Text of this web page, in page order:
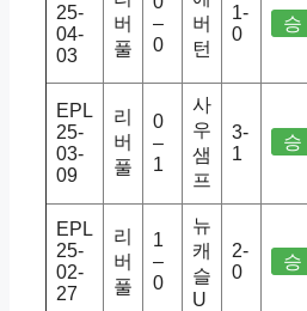
25-
04-
03
버
풀
–
0
버
턴
1-
0
승
EPL
25-
03-
09
리
버
풀
0
–
1
사
우
샘
프
3-
1
승
EPL
25-
02-
27
리
버
풀
1
–
0
뉴
캐
슬
U
2-
0
승